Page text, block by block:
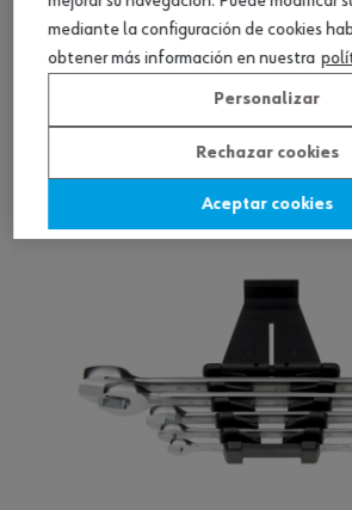
Surtido llaves combinadas
pzas.
mediante la configuración de cookies
obtener más información en nuestra
Personalizar
Rechazar cookies
Aceptar cookies